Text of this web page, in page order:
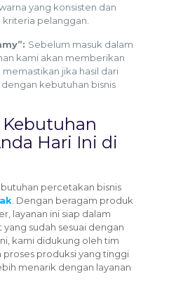
yang konsisten dan
kriteria pelanggan.
Sebelum masuk dalam
kami akan memberikan
jika hasil dari
kebutuhan bisnis
Hari Ini di
percetakan bisnis
Dengan beragam produk
layanan ini siap dalam
sudah sesuai dengan
kami didukung oleh tim
produksi yang tinggi
menarik dengan layanan